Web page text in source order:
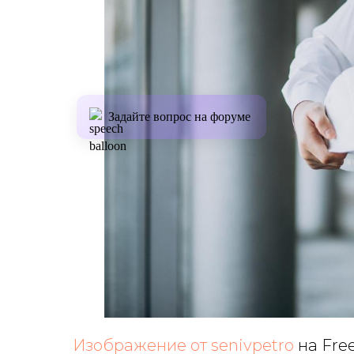
Изображение от senivpetro на
Задайте вопрос на форуме